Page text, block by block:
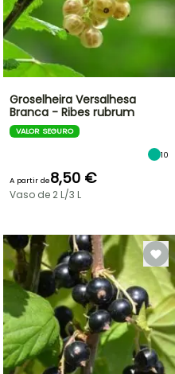
Groselheira Versalhesa
Branca - Ribes rubrum
VALOR SEGURO
10
A partir de8,50 €
Vaso de 2 L/3 L